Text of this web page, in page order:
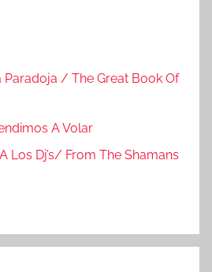
Paradoja / The Great Book Of
A Volar
Los Dj’s/ From The Shamans